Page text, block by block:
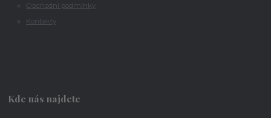
Obchodní podmínky
Kontakty
Kde nás najdete